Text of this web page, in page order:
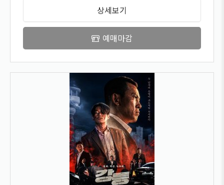
상세보기
예매마감